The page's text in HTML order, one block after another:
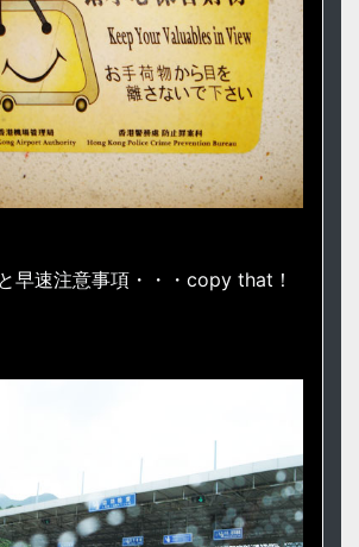
早速注意事項・・・copy that！